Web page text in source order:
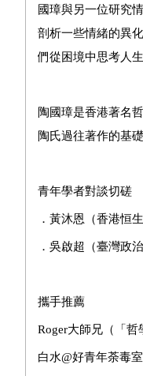
國璋與另一位研究
剖析一些情緒的異
們從困境中思考人生
陶國璋是香港著名
陶氏過往著作的基
青年學者對談切磋
．黃沐恩（香港恒
．吳啟超（臺灣政
攜手推薦
Roger大師兄（「哲
白水@好青年荼毒室